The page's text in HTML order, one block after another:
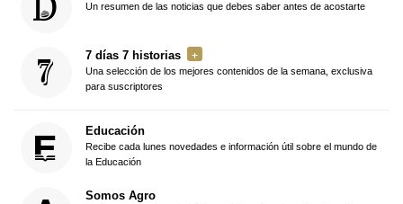
Un resumen de las noticias que debes saber antes de acostarte
7 días 7 historias
Una selección de los mejores contenidos de la semana, exclusiva
para suscriptores
Educación
Recibe cada lunes novedades e información útil sobre el mundo de
la Educación
Somos Agro